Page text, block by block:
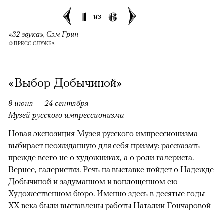
1 из 6
«32 звука», Сэм Грин
© ПРЕСС-СЛУЖБА
«Выбор Добычиной»
8 июня — 24 сентября
Музей русского импрессионизма
Новая экспозиция Музея русского импрессионизма
выбирает неожиданную для себя призму: рассказать
прежде всего не о художниках, а о роли галериста.
Вернее, галеристки. Речь на выставке пойдет о Надежде
Добычиной и задуманном и воплощенном ею
Художественном бюро. Именно здесь в десятые годы
XX века были выставлены работы Наталии Гончаровой